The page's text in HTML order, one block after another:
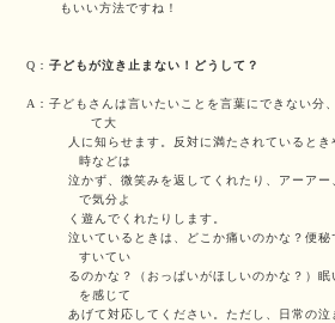
もいい方法ですね！
Q： 子どもが泣き止まない！どうして？
A：子どもさんは言いたいことを言葉にできない分
て大
人に知らせます。反対に満たされていると
時などは
泣かず、微笑みを返してくれたり、アーアー
で気分よ
く遊んでくれたりします。
泣いているときは、どこか痛いのかな？便
すいてい
るのかな？（おっぱいがほしいのかな？）
を感じて
あげて対応してください。ただし、日常の泣